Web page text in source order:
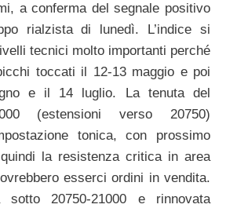
a conferma del segnale positivo
rialzista di lunedì. L’indice si
tecnici molto importanti perché
toccati il 12-13 maggio e poi
e il 14 luglio. La tenuta del
(estensioni verso 20750)
tonica, con prossimo
la resistenza critica in area
esserci ordini in vendita.
sotto 20750-21000 e rinnovata